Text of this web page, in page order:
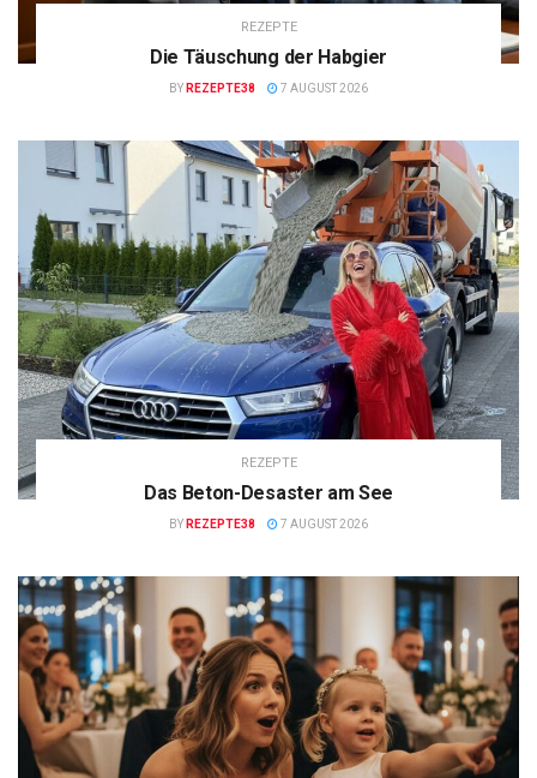
REZEPTE
Die Täuschung der Habgier
BY REZEPTE38 7 AUGUST 2026
REZEPTE
Das Beton-Desaster am See
BY REZEPTE38 7 AUGUST 2026